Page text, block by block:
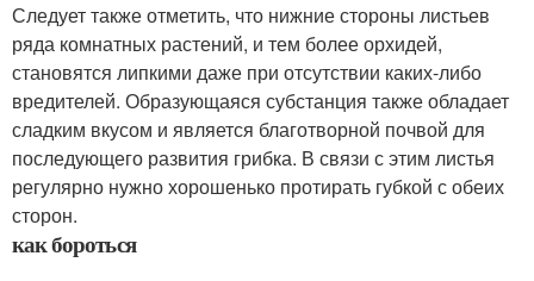
Следует также отметить, что нижние стороны листьев
ряда комнатных растений, и тем более орхидей,
становятся липкими даже при отсутствии каких-либо
вредителей. Образующаяся субстанция также обладает
сладким вкусом и является благотворной почвой для
последующего развития грибка. В связи с этим листья
регулярно нужно хорошенько протирать губкой с обеих
сторон.
как бороться